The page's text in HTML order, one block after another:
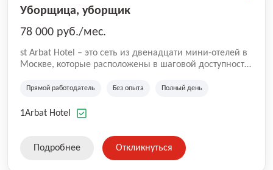
Уборщица, уборщик
78 000 руб./мес.
st Arbat Hotel – это сеть из двенадцати мини-отелей в
Москве, которые расположены в шаговой доступности
Семеновская, Измайловская, Ботанический сад,
Академическая, Фрунзенская, Профсоюзная и
Прямой работодатель Без опыта Полный день
1Arbat Hotel
Подробнее Откликнуться